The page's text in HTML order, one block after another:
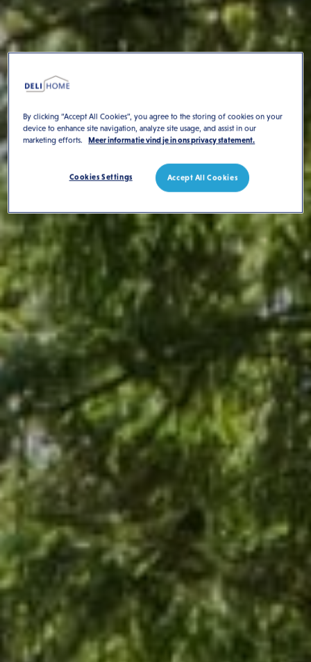
By clicking “Accept All Cookies”, you agree to the storing of cookies on your
device to enhance site navigation, analyze site usage, and assist in our
marketing efforts.
Meer informatie vind je in ons privacy statement.
Accept All Cookies
Cookies Settings